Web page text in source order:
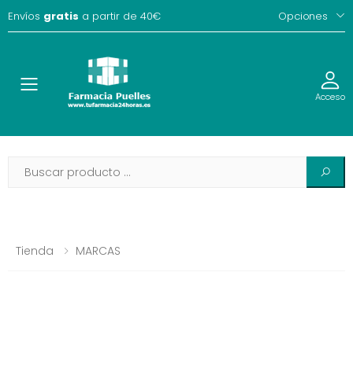
Envíos gratis a partir de 40€ Opciones
Toggle Acceso
Tienda MARCAS